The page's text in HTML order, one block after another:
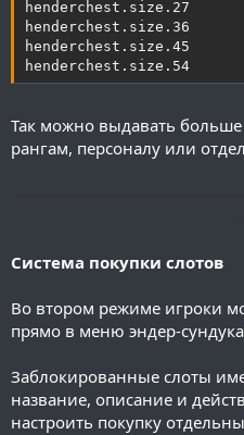
henderchest.size.27
henderchest.size.36
henderchest.size.45
henderchest.size.54
Так можно выдавать больше
рангам, персоналу или
Система покупки слотов
Во втором режиме игроки
прямо в меню эндер-
Заблокированные слоты
название, описание и
настроить покупку